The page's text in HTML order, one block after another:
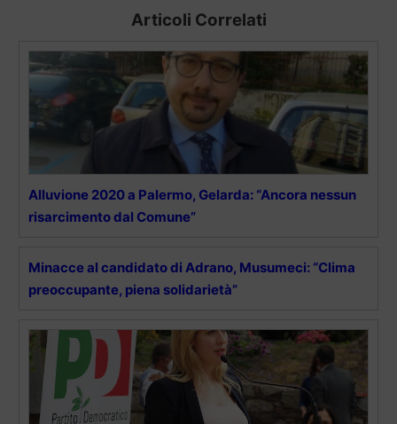
Articoli Correlati
Alluvione 2020 a Palermo, Gelarda: “Ancora nessun
risarcimento dal Comune”
Minacce al candidato di Adrano, Musumeci: “Clima
preoccupante, piena solidarietà”